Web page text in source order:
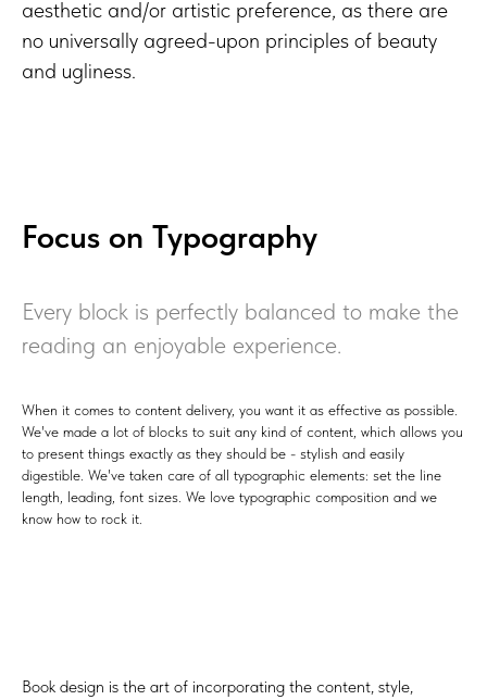
aesthetic and/or artistic preference, as there are
no universally agreed-upon principles of beauty
and ugliness.
Focus on Typography
Every block is perfectly balanced to make the
reading an enjoyable experience.
When it comes to content delivery, you want it as effective as possible.
We've made a lot of blocks to suit any kind of content, which allows you
to present things exactly as they should be - stylish and easily
digestible. We've taken care of all typographic elements: set the line
length, leading, font sizes. We love typographic composition and we
know how to rock it.
Book design is the art of incorporating the content, style,